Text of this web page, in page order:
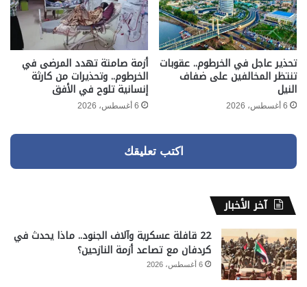
تحذير عاجل في الخرطوم.. عقوبات
تنتظر المخالفين على ضفاف
النيل
6 أغسطس، 2026
أزمة صامتة تهدد المرضى في
الخرطوم.. وتحذيرات من كارثة
إنسانية تلوح في الأفق
6 أغسطس، 2026
اكتب تعليقك
آخر الأخبار
22 قافلة عسكرية وآلاف الجنود.. ماذا يحدث في
كردفان مع تصاعد أزمة النازحين؟
6 أغسطس، 2026